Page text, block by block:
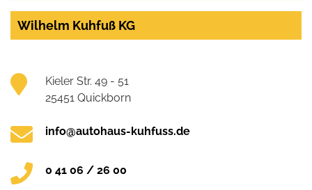
Wilhelm Kuhfuß KG
Kieler Str. 49 - 51
25451 Quickborn
info@autohaus-kuhfuss.de
0 41 06 / 26 00